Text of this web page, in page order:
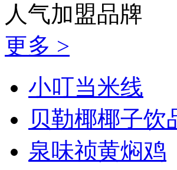
人气加盟品牌
更多 >
小叮当米线
贝勒椰椰子饮
泉味祯黄焖鸡